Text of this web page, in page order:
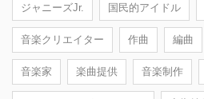
ジャニーズJr. 国民的アイドル
音楽クリエイター 作曲 編曲
音楽家 楽曲提供 音楽制作